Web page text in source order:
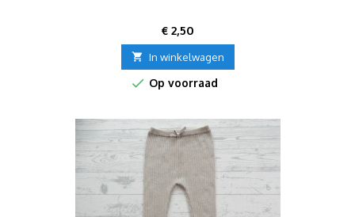
Prijs
€ 2,50
 In winkelwagen
 Op voorraad